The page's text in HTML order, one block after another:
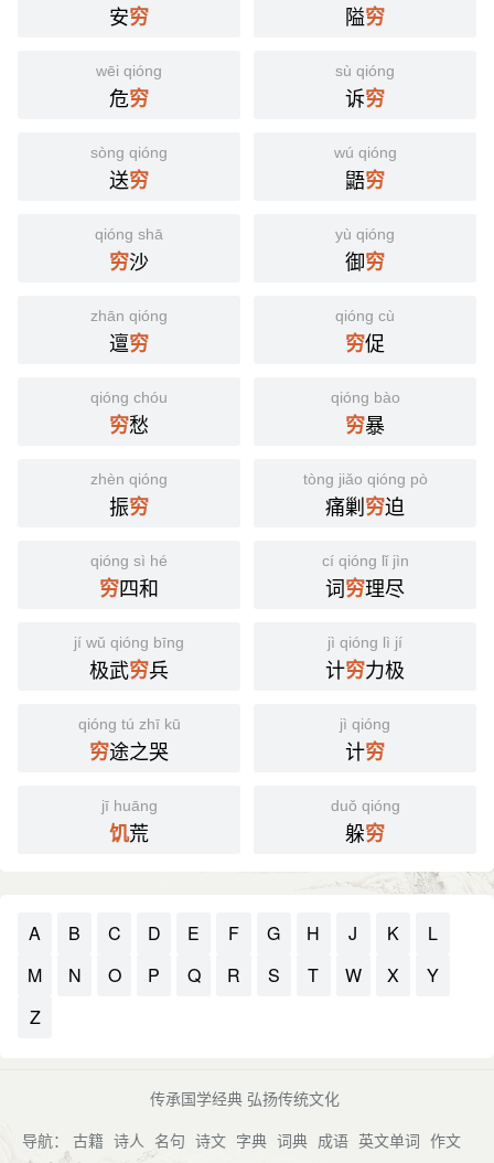
安穷 隘穷
wēi qióng
危穷
sù qióng
诉穷
sòng qióng
送穷
wú qióng
鼯穷
qióng shā
穷沙
yù qióng
御穷
zhān qióng
邅穷
qióng cù
穷促
qióng chóu
穷愁
qióng bào
穷暴
zhèn qióng
振穷
tòng jiǎo qióng pò
痛剿穷迫
qióng sì hé
穷四和
cí qióng lǐ jìn
词穷理尽
jí wǔ qióng bīng
极武穷兵
jì qióng lì jí
计穷力极
qióng tú zhī kū
穷途之哭
jì qióng
计穷
jī huāng
饥荒
duǒ qióng
躲穷
A B C D E F G H J K
L
M
N O P Q R S T W X
Y
Z
传承国学经典 弘扬传统文化
导航： 古籍 诗人 名句 诗文 字典 词典 成语 英文单词 作文